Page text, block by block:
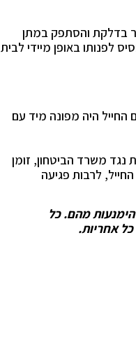
בדלקת והסתפק במתן
לפנותו באופן מיידי לבית
ההחמרה היא בשיעור 100 אחוז, כיוון שאם החייל היה מפונה מיד עם
משרד הביטחון, זומן
לרבות פגיעה
מהם. כל
אחריות.